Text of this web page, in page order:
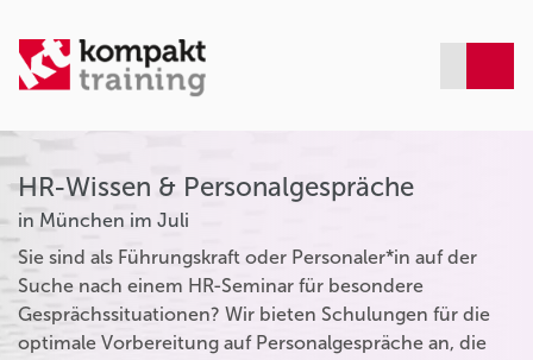
HR-Wissen & Personalgespräche
in München im Juli
Sie sind als Führungskraft oder Personaler*in auf der
Suche nach einem HR-Seminar für besondere
Gesprächssituationen? Wir bieten Schulungen für die
optimale Vorbereitung auf Personalgespräche an, die